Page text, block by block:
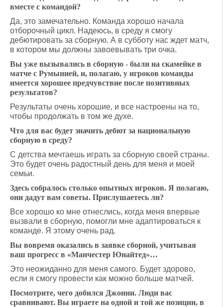
вместе с командой?
Да, это замечательно. Команда хорошо начала
отборочный цикл. Надеюсь, в среду я смогу
дебютировать за сборную. А в субботу нас ждет матч,
в котором мы должны завоевывать три очка.
Вы уже вызывались в сборную - были на скамейке в
матче с Румынией, и, полагаю, у игроков команды
имеется хорошее предчувствие после позитивных
результатов?
Результаты очень хорошие, и все настроены на то,
чтобы продолжать в том же духе.
Что для вас будет значить дебют за национальную
сборную в среду?
С детства мечтаешь играть за сборную своей страны.
Это будет очень радостный день для меня и моей
семьи.
Здесь собралось столько опытных игроков. Я полагаю,
они дадут вам советы. Прислушаетесь ли?
Все хорошо ко мне отнеслись, когда меня впервые
вызвали в сборную, помогли мне адаптироваться к
команде. Я этому очень рад.
Вы вовремя оказались в заявке сборной, учитывая
ваш прогресс в «Манчестер Юнайтед»…
Это неожиданно для меня самого. Будет здорово,
если я смогу провести как можно больше матчей.
Посмотрите, чего добился Джонни. Люди вас
сравнивают. Вы играете на одной и той же позиции, в